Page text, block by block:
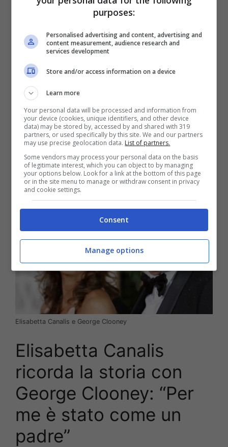
è mancato il lieto fine. La love story tra
durata più di due anni. Nel 2011, senza
specificarne le ragioni, la conduttrice e showgirl
originaria di Sassari ma milanese d’adozione e il
grande attore americano, protagonista di
autentiche pietre miliari del cinema
contemporaneo, hanno messo fine alla loro
intensa relazione. Il fascino degli Stati Uniti però
è rimasto integro tanto che laCanalis, alcuni
anni dopo, ha sposato un noto chirurgo
Skyler Eva.
Elisabetta Canalis e George Clooney
Elisabetta Canalis
ricorda la storia con
George Clooney: “Per
me è stato come un
padre”
purposes:
Personalised advertising and content, advertising and
content measurement, audience research and
services development
Store and/or access information on a device
Learn more
Your personal data will be processed and information from
your device (cookies, unique identifiers, and other device
data) may be stored by, accessed by and shared with 319
partners, or used specifically by this site. We and our partners
may use precise geolocation data. List of partners.
Some vendors may process your personal data on the basis
of legitimate interest, which you can object to by managing
your options below. Look for a link at the bottom of this page
or in the site menu to manage or withdraw consent in privacy
and cookie settings.
Consent
Manage options